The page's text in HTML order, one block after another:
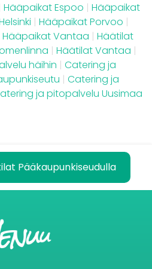
Hääpaikat Espoo | Hääpaikat
| Hääpaikat Porvoo |
Hääpaikat Vantaa | Häätilat
| Häätilat Vantaa |
häihin | Catering ja
| Catering ja
ja pitopalvelu Uusimaa
Pääkaupunkiseudulla